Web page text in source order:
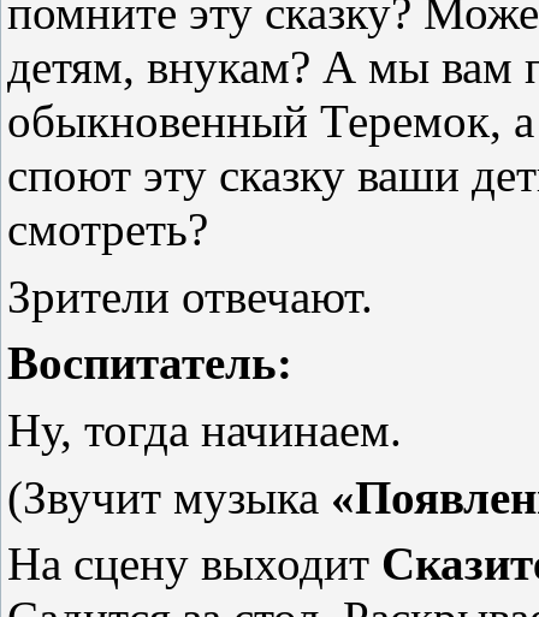
помните эту сказку?
детям, внукам? А мы вам
обыкновенный Теремок,
споют эту сказку ваши
смотреть?
Зрители отвечают.
Воспитатель:
Ну, тогда начинаем.
(Звучит музыка
На сцену выходит